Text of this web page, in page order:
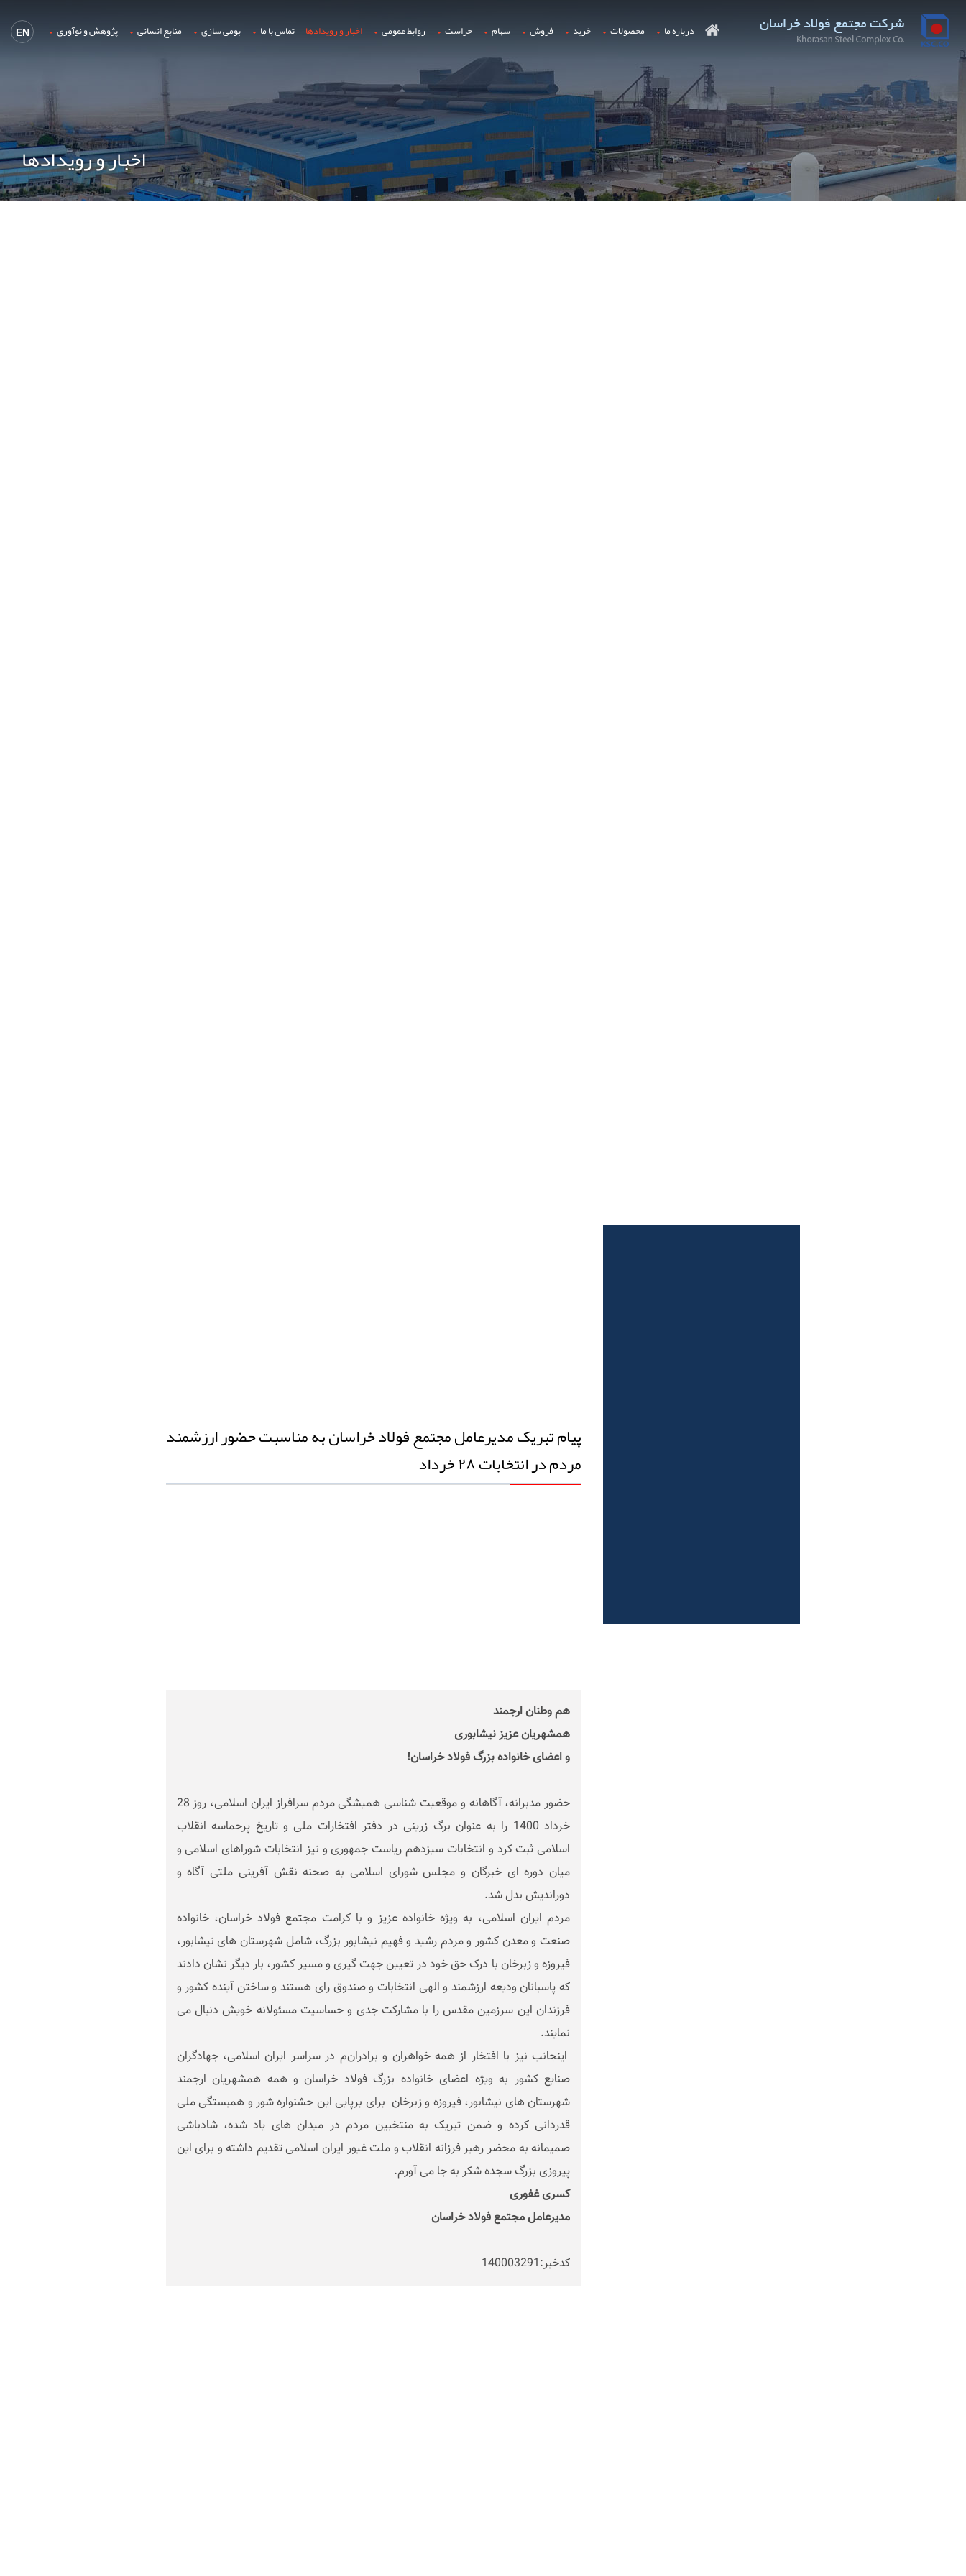
EN درباره ما محصولات خرید فروش سهام حراست روابط عمومی اخبار و رویدادها تماس با ما بومی سازی منابع انسانی پژوهش و نوآوری
اخبار و رویدادها
پیام تبریک مدیرعامل مجتمع فولاد خراسان به مناسبت حضور ارزشمند
مردم در انتخابات ٢٨ خرداد
هم وطنان ارجمند
همشهریان عزیز نیشابوری
و اعضای خانواده بزرگ فولاد خراسان!
حضور مدبرانه، آگاهانه و موقعیت شناسی همیشگی مردم سرافراز ایران اسلامی، روز 28
خرداد 1400 را به عنوان برگ زرینی در دفتر افتخارات ملی و تاریخ پرحماسه انقلاب
اسلامی ثبت کرد و انتخابات سیزدهم ریاست جمهوری و نیز انتخابات شوراهای اسلامی و
میان دوره ای خبرگان و مجلس شورای اسلامی به صحنه نقش آفرینی ملتی آگاه و
دوراندیش بدل شد.
مردم ایران اسلامی، به ویژه خانواده عزیز و با کرامت مجتمع فولاد خراسان، خانواده
صنعت و معدن کشور و مردم رشید و فهیم نیشابور بزرگ، شامل شهرستان های نیشابور،
فیروزه و زبرخان با درک حق خود در تعیین جهت گیری و مسیر کشور، بار دیگر نشان دادند
که پاسبانان ودیعه ارزشمند و الهی انتخابات و صندوق رای هستند و ساختن آینده کشور و
فرزندان این سرزمین مقدس را با مشارکت جدی و حساسیت مسئولانه خویش دنبال می
نمایند.
اینجانب نیز با افتخار از همه خواهران و برادران‌م در سراسر ایران اسلامی، جهادگران
صنایع کشور به ویژه اعضای خانواده بزرگ فولاد خراسان و همه همشهریان ارجمند
شهرستان های نیشابور، فیروزه و زبرخان برای برپایی این جشنواره شور و همبستگی ملی
قدردانی کرده و ضمن تبریک به منتخبین مردم در میدان های یاد شده، شادباشی
صمیمانه به محضر رهبر فرزانه انقلاب و ملت غیور ایران اسلامی تقدیم داشته و برای این
پیروزی بزرگ سجده شکر به جا می آورم.
کسری غفوری
مدیرعامل مجتمع فولاد خراسان
کدخبر:140003291